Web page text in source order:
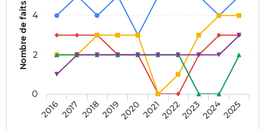
Nombre de faits
20162017 20182019202020212022202320242025
0
2
4